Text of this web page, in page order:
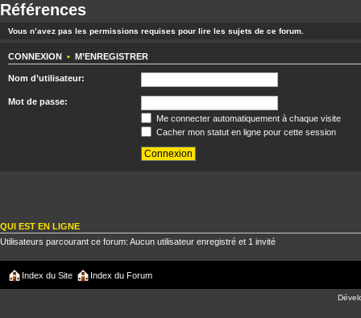
Références
Vous n’avez pas les permissions requises pour lire les sujets de ce forum.
CONNEXION • M’ENREGISTRER
Nom d’utilisateur:
Mot de passe:
Me connecter automatiquement à chaque visite
Cacher mon statut en ligne pour cette session
QUI EST EN LIGNE
Utilisateurs parcourant ce forum: Aucun utilisateur enregistré et 1 invité
Index du Site Index du Forum